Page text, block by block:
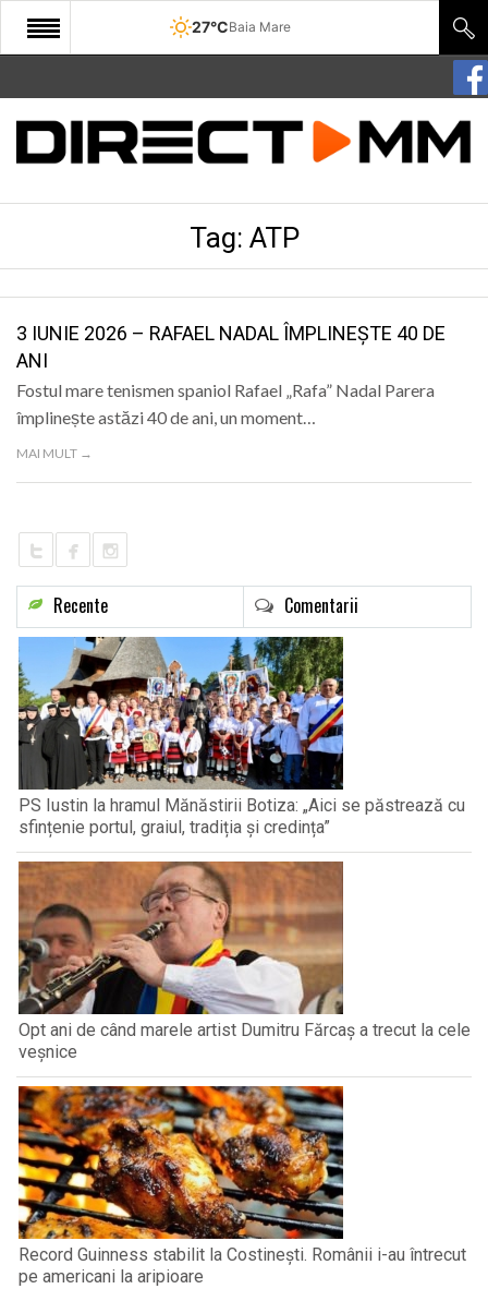
27°CBaia Mare
START
COMUNITATE
SANATATE
SPORT
SPECIAL
POLITIC
Tag: ATP
3 IUNIE 2026 – RAFAEL NADAL ÎMPLINEȘTE 40 DE
ANI
Fostul mare tenismen spaniol Rafael „Rafa” Nadal Parera
împlinește astăzi 40 de ani, un moment…
MAI MULT →
Recente Comentarii
PS Iustin la hramul Mănăstirii Botiza: „Aici se păstrează cu
sfințenie portul, graiul, tradiția și credința”
Opt ani de când marele artist Dumitru Fărcaș a trecut la cele
veșnice
Record Guinness stabilit la Costinești. Românii i-au întrecut
pe americani la aripioare